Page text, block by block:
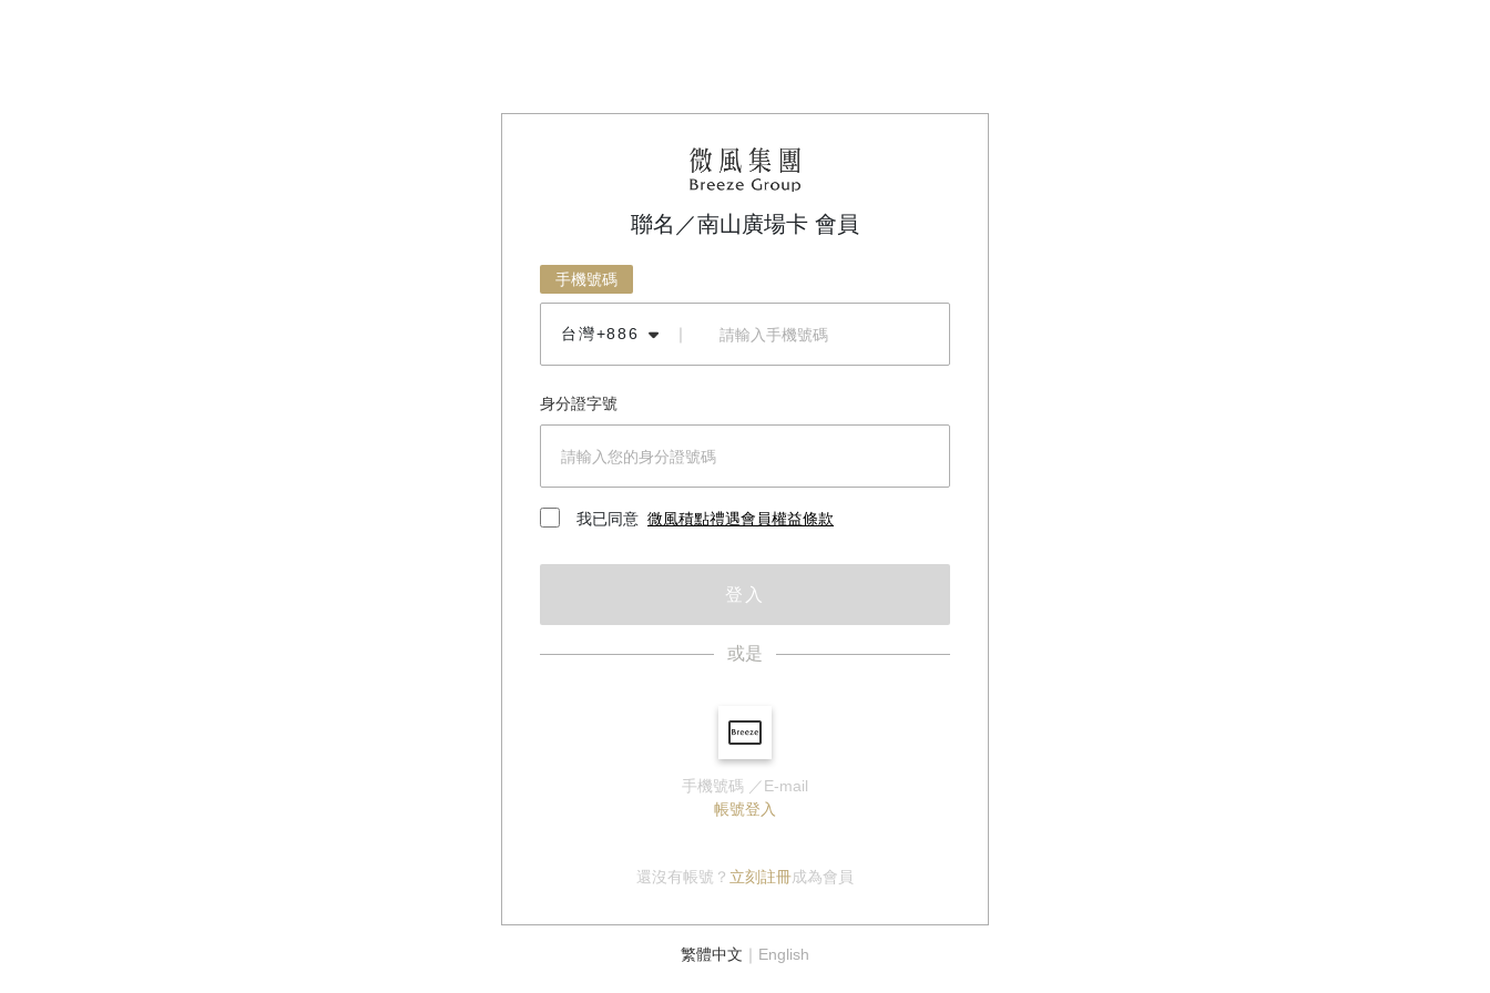
聯名／南山廣場卡 會員
手機號碼
台灣+886
身分證字號
我已同意 微風積點禮遇會員權益條款
登入
或是
手機號碼 ／E-mail
帳號登入
還沒有帳號？ 立刻註冊成為會員
繁體中文 English